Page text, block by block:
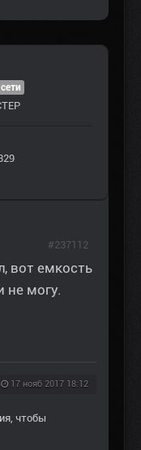
вот емкость
не могу.
17 нояб 2017 18:12
#237112
, чтобы